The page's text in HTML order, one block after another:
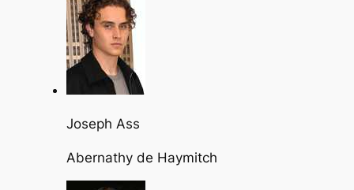
Joseph Ass
Abernathy de Haymitch